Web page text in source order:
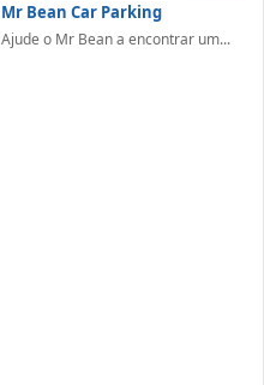
Mr Bean Car Parking
Ajude o Mr Bean a encontrar um...